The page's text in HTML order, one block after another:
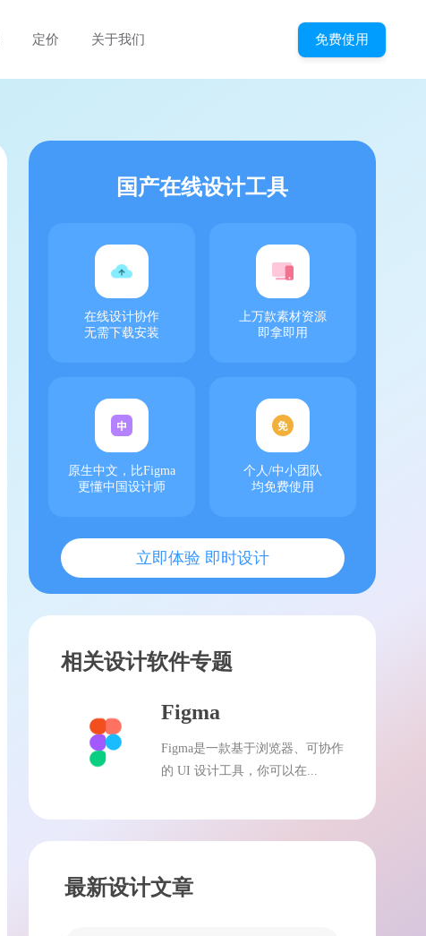
定价 关于我们 免费使用
国产在线设计工具
在线设计协作
无需下载安装
上万款素材资源
即拿即用
原生中文，比Figma
更懂中国设计师
个人/中小团队
均免费使用
立即体验 即时设计
相关设计软件专题
Figma
Figma是一款基于浏览器、可协作
的 UI 设计工具，你可以在...
最新设计文章